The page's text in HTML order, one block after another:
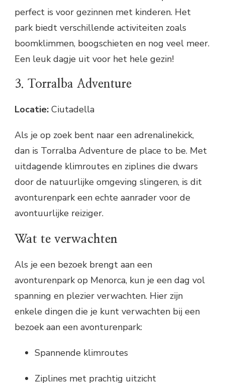
perfect is voor gezinnen met kinderen. Het
park biedt verschillende activiteiten zoals
boomklimmen, boogschieten en nog veel meer.
Een leuk dagje uit voor het hele gezin!
3. Torralba Adventure
Locatie: Ciutadella
Als je op zoek bent naar een adrenalinekick,
dan is Torralba Adventure de place to be. Met
uitdagende klimroutes en ziplines die dwars
door de natuurlijke omgeving slingeren, is dit
avonturenpark een echte aanrader voor de
avontuurlijke reiziger.
Wat te verwachten
Als je een bezoek brengt aan een
avonturenpark op Menorca, kun je een dag vol
spanning en plezier verwachten. Hier zijn
enkele dingen die je kunt verwachten bij een
bezoek aan een avonturenpark:
Spannende klimroutes
Ziplines met prachtig uitzicht